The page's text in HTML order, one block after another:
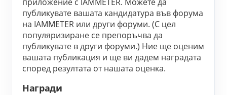
Домашна автоматизация
Фабричен енергиен мониторинг
ЧЗВ
Новини
Блогове
Програма за награди
За нас
публикувате вашата кандидатура във форума
на IAMMETER или други форуми. (С цел
популяризиране се препоръчва да
публикувате в други форуми.) Ние ще оценим
вашата публикация и ще ви дадем наградата
според резултата от нашата оценка.
Награди